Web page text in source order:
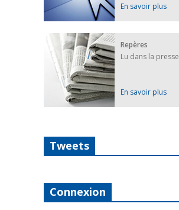
En savoir plus
Repères
Lu dans la presse
En savoir plus
Tweets
Connexion